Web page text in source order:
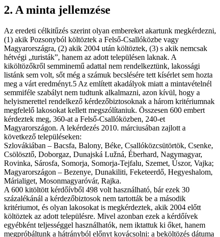
2. A minta jellemzése
Az eredeti célkitűzés szerint olyan embereket akartunk megkérdezni,
(1) akik Pozsonyból költöztek a Felső-Csallóközbe vagy
Magyarországra, (2) akik 2004 után költöztek, (3) s akik nemcsak
hétvégi „turisták”, hanem az adott településen laknak. A
kiköltözőkről semminemű adattal nem rendelkeztünk, lakossági
listánk sem volt, sőt még a számuk becslésére tett kísérlet sem hozta
meg a várt eredményt.5 Az említett akadályok miatt a mintavételnél
semmiféle szabályt nem tudtunk alkalmazni, azon kívül, hogy a
helyismerettel rendelkező kérdezőbiztosoknak a három kritériumnak
megfelelő lakosokat kellett megszólítaniuk. Összesen 600 embert
kérdeztek meg, 360-at a Felső-Csallóközben, 240-et
Magyarországon. A lekérdezés 2010. márciusában zajlott a
következő településeken:
Szlovákiában – Bacsfa, Balony, Béke, Csallóközcsütörtök, Csenke,
Csölösztő, Doborgaz, Dunajská Lužná, Éberhard, Nagymagyar,
Rovinka, Sárosfa, Somorja, Somorja-Tejfalu, Szemet, Úszor, Vajka;
Magyarországon – Bezenye, Dunakiliti, Feketeerdő, Hegyeshalom,
Márialiget, Mosonmagyaróvár, Rajka.
A 600 kitöltött kérdőívből 498 volt használható, bár ezek 30
százalékánál a kérdezőbiztosok nem tartották be a második
kritériumot, és olyan lakosokat is megkérdeztek, akik 2004 előtt
költöztek az adott településre. Mivel azonban ezek a kérdőívek
egyébként teljességgel használhatók, nem iktattuk ki őket, hanem
megpróbáltunk a hátrányból előnyt kovácsolni: a beköltözés dátuma